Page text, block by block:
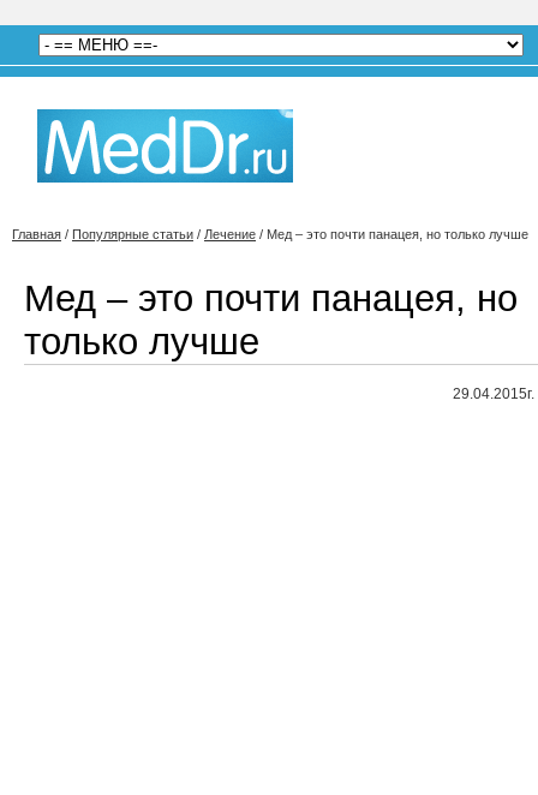
Главная / Популярные статьи / Лечение / Мед – это почти панацея, но только лучше
Мед – это почти панацея, но
только лучше
29.04.2015г.